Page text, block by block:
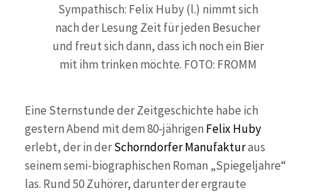
Sympathisch: Felix Huby (l.) nimmt sich
nach der Lesung Zeit für jeden Besucher
und freut sich dann, dass ich noch ein Bier
mit ihm trinken möchte. FOTO: FROMM
Eine Sternstunde der Zeitgeschichte habe ich
gestern Abend mit dem 80-jährigen Felix Huby
erlebt, der in derSchorndorfer Manufakturaus
seinem semi-biographischen Roman „Spiegeljahre“
las. Rund 50 Zuhörer, darunter der ergraute